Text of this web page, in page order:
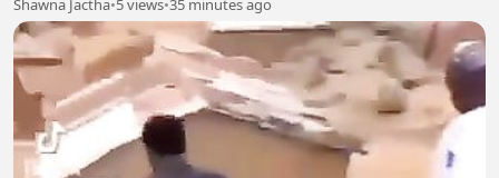
Shawna Jactha•5 views•35 minutes ago